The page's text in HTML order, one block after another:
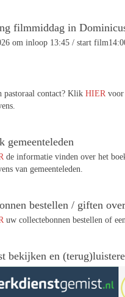
filmmiddag in
om inloop 13:45 / start
pastoraal contact? Klik HIERvoor
gemeenteleden
de informatie vinden over het
van gemeenteleden.
bestellen / giften
uw collectebonnen bestellen of
bekijken en